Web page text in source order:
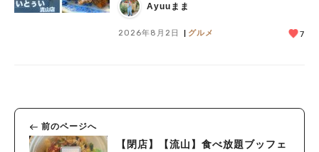
Ayuuまま
2026年8月2日 グルメ 7
前のページへ
【閉店】【流山】食べ放題ブッフェ